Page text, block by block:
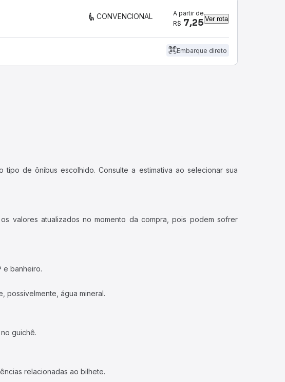
CONVENCIONAL
A partir de
R$ 7,25 Ver rota
Embarque direto
de ônibus escolhido. Consulte a estimativa ao selecionar sua
valores atualizados no momento da compra, pois podem sofrer
e banheiro.
possivelmente, água mineral.
guichê.
relacionadas ao bilhete.